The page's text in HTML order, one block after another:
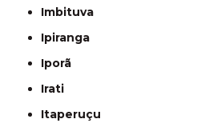
Imbituva
Ipiranga
Iporã
Irati
Itaperuçu